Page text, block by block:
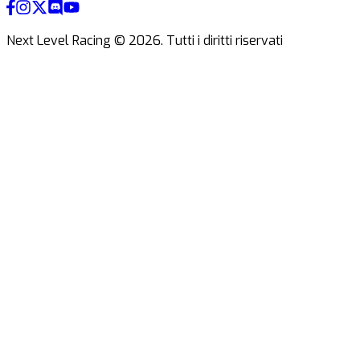
Next Level Racing © 2026. Tutti i diritti riservati